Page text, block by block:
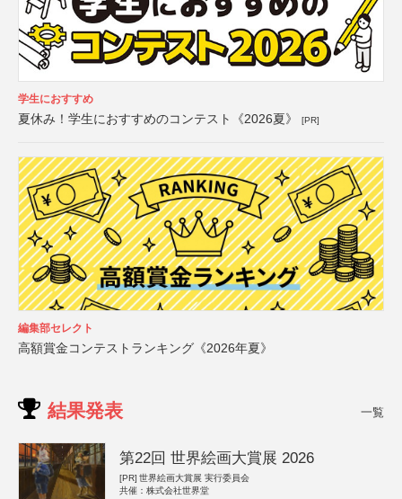
学生におすすめ
夏休み！学生におすすめのコンテスト《2026夏》 [PR]
編集部セレクト
高額賞金コンテストランキング《2026年夏》
結果発表 一覧
第22回 世界絵画大賞展 2026
[PR] 世界絵画大賞展 実行委員会
共催：株式会社世界堂